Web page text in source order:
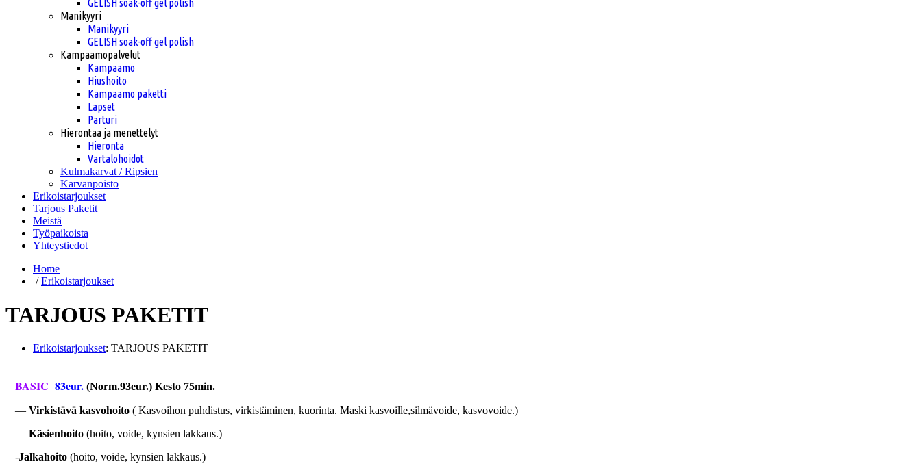
GELISH soak-off gel polish
Manikyyri
Manikyyri
GELISH soak-off gel polish
Kampaamopalvelut
Kampaamo
Hiushoito
Kampaamo paketti
Lapset
Parturi
Hierontaa ja menettelyt
Hieronta
Vartalohoidot
Kulmakarvat / Ripsien
Karvanpoisto
Erikoistarjoukset
Tarjous Paketit
Meistä
Työpaikoista
Yhteystiedot
Home
/Erikoistarjoukset
TARJOUS PAKETIT
Erikoistarjoukset: TARJOUS PAKETIT
BASIC83eur. (Norm.93eur.) Kesto 75min.
—Virkistävä kasvohoito ( Kasvoihon puhdistus, virkistäminen, kuorinta. Maski kasvoille,silmävoide, kasvovoide.)
—Käsienhoito (hoito, voide, kynsien lakkaus.)
-Jalkahoito (hoito, voide, kynsien lakkaus.)